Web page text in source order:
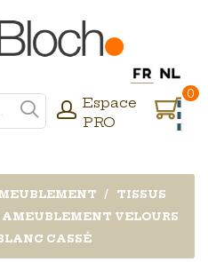
Espace
PRO
0
TISSUS
VELOURS
CASSÉ